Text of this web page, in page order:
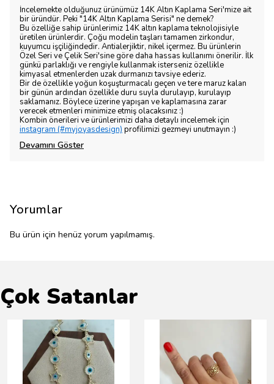
İncelemekte olduğunuz ürünümüz 14K Altın Kaplama Seri'mize ait
bir üründür. Peki "14K Altın Kaplama Serisi" ne demek?
Bu özelliğe sahip ürünlerimiz 14K altın kaplama teknolojisiyle
üretilen ürünlerdir. Çoğu modelin taşları tamamen zirkondur,
kuyumcu işçiliğindedir. Antialerjiktir, nikel içermez. Bu ürünlerin
Özel Seri ve Çelik Seri'sine göre daha hassas kullanımı önerilir. İlk
günkü parlaklığı ve rengiyle kullanmak isterseniz özellikle
kimyasal etmenlerden uzak durmanızı tavsiye ederiz.
Bir de özellikle yoğun koşuşturmacalı geçen ve tere maruz kalan
bir günün ardından özellikle duru suyla durulayıp, kurulayıp
saklamanız. Böylece üzerine yapışan ve kaplamasına zarar
verecek etmenleri minimize etmiş olacaksınız :)
Kombin önerileri ve ürünlerimizi daha detaylı incelemek için
instagram (#myjoyasdesign) profilimizi gezmeyi unutmayın :)
Devamını Göster
Yorumlar
Bu ürün için henüz yorum yapılmamış.
Çok Satanlar